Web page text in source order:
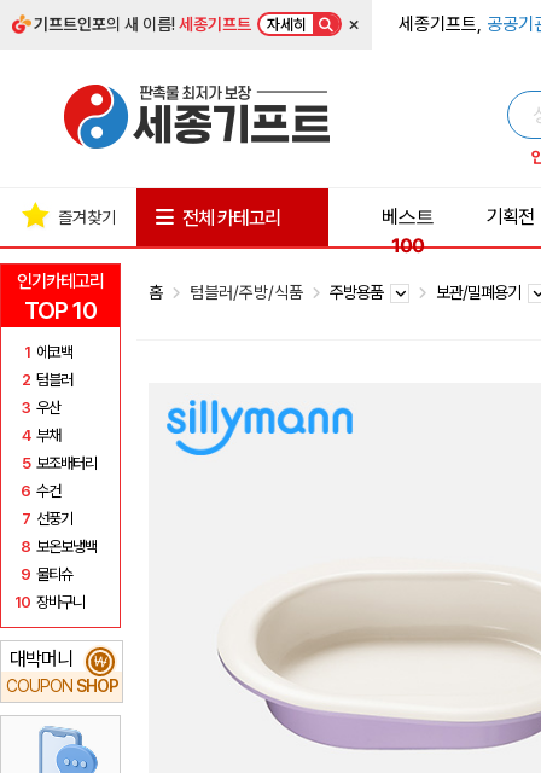
기프트인포의 새 이름!세종기프트 자세히 × 세종기프트, 공공기
인기카테고리
TOP 10
1 에코백
2 텀블러
3 우산
4 부채
5 보조배터리
6 수건
7 선풍기
8 보온보냉백
9 물티슈
10 장바구니
대박머니
COUPON SHOP
₩
즐겨찾기 전체 카테고리
베스트
100
기획전
홈 텀블러/주방/식품 주방용품 보관/밀폐용기